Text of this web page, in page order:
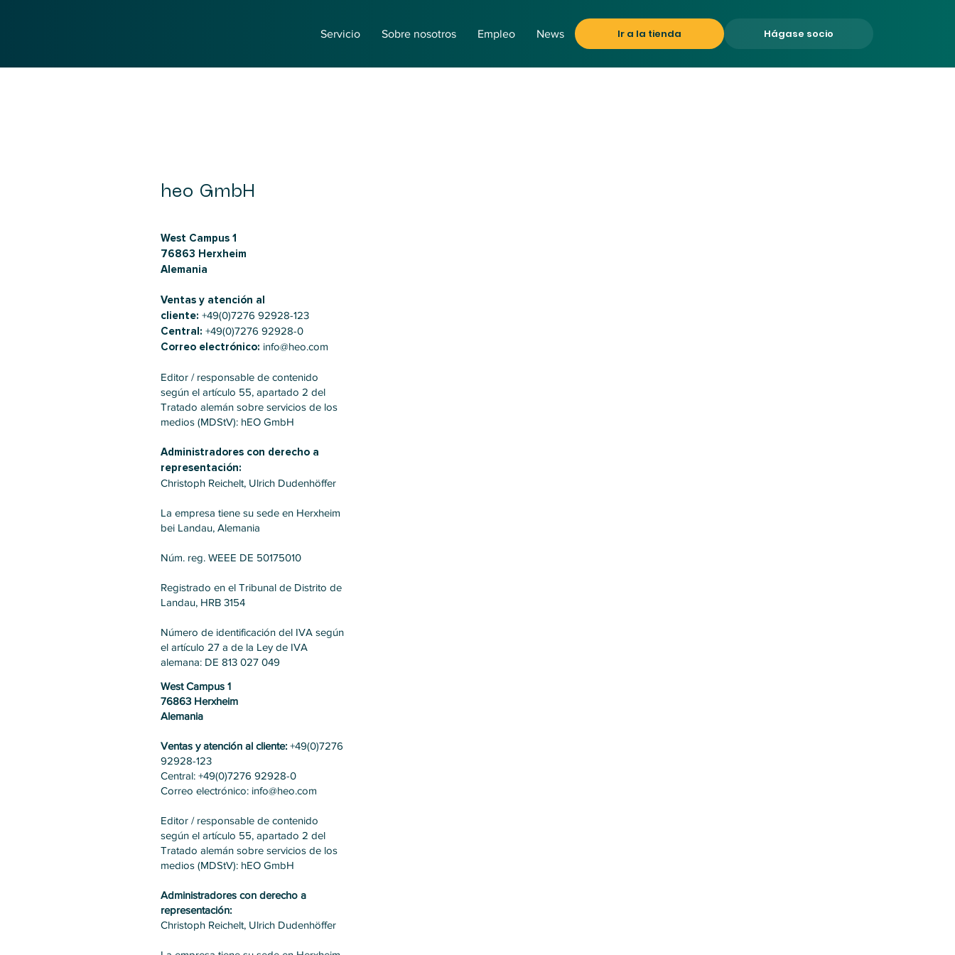
Ir a la tienda Hágase socio
Servicio Sobre nosotros Empleo News
heo GmbH
West Campus 1
76863 Herxheim
Alemania
Ventas y atención al
cliente: +49(0)7276 92928-123
Central: +49(0)7276 92928-0
Correo electrónico: info@heo.com
Editor / responsable de contenido
según el artículo 55, apartado 2 del
Tratado alemán sobre servicios de los
medios (MDStV): hEO GmbH
Administradores con derecho a
representación:
Christoph Reichelt, Ulrich Dudenhöffer
La empresa tiene su sede en Herxheim
bei Landau, Alemania
Núm. reg. WEEE DE 50175010
Registrado en el Tribunal de Distrito de
Landau, HRB 3154
Número de identificación del IVA según
el artículo 27 a de la Ley de IVA
alemana: DE 813 027 049
West Campus 1
76863 Herxheim
Alemania
Ventas y atención al cliente:+49(0)7276
92928-123
Central: +49(0)7276 92928-0
Correo electrónico: info@heo.com
Editor / responsable de contenido
según el artículo 55, apartado 2 del
Tratado alemán sobre servicios de los
medios (MDStV): hEO GmbH
Administradores con derecho a
representación:
Christoph Reichelt, Ulrich Dudenhöffer